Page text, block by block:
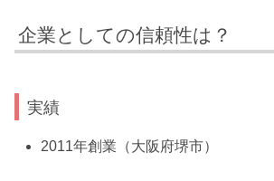
企業としての信頼性は？
実績
2011年創業（大阪府堺市）